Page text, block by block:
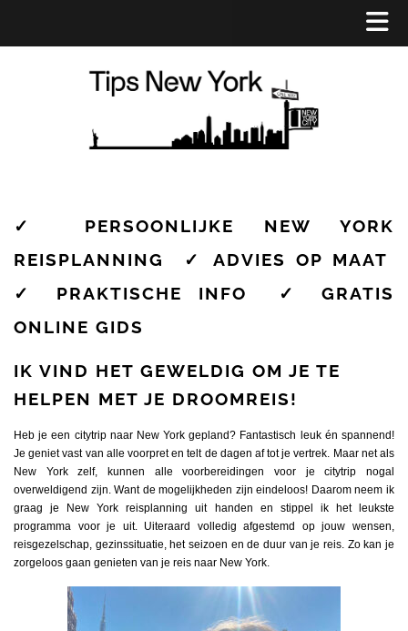
✓ PERSOONLIJKE NEW YORK
REISPLANNING ✓ ADVIES OP MAAT
✓ PRAKTISCHE INFO ✓ GRATIS
ONLINE GIDS
IK VIND HET GEWELDIG OM JE TE
HELPEN MET JE DROOMREIS!
Heb je een citytrip naar New York gepland? Fantastisch leuk én spannend!
Je geniet vast van alle voorpret en telt de dagen af tot je vertrek. Maar net als
New York zelf, kunnen alle voorbereidingen voor je citytrip nogal
overweldigend zijn. Want de mogelijkheden zijn eindeloos! Daarom neem ik
graag je New York reisplanning uit handen en stippel ik het leukste
programma voor je uit. Uiteraard volledig afgestemd op jouw wensen,
reisgezelschap, gezinssituatie, het seizoen en de duur van je reis. Zo kan je
zorgeloos gaan genieten van je reis naar New York.